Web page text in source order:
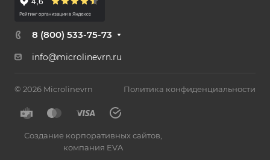
8 (800) 533-75-73
info@microlinevrn.ru
© 2026 Microlinevrn Политика конфиденциальности
Создание корпоративных сайтов,
компания EVA